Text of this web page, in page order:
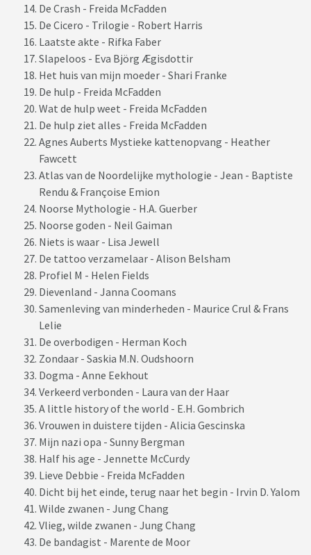
De Crash - Freida McFadden
De Cicero - Trilogie - Robert Harris
Laatste akte - Rifka Faber
Slapeloos - Eva Björg Ægisdottir
Het huis van mijn moeder - Shari Franke
De hulp - Freida McFadden
Wat de hulp weet - Freida McFadden
De hulp ziet alles - Freida McFadden
Agnes Auberts Mystieke kattenopvang - Heather
Fawcett
Atlas van de Noordelijke mythologie - Jean - Baptiste
Rendu & Françoise Emion
Noorse Mythologie - H.A. Guerber
Noorse goden - Neil Gaiman
Niets is waar - Lisa Jewell
De tattoo verzamelaar - Alison Belsham
Profiel M - Helen Fields
Dievenland - Janna Coomans
Samenleving van minderheden - Maurice Crul & Frans
Lelie
De overbodigen - Herman Koch
Zondaar - Saskia M.N. Oudshoorn
Dogma - Anne Eekhout
Verkeerd verbonden - Laura van der Haar
A little history of the world - E.H. Gombrich
Vrouwen in duistere tijden - Alicia Gescinska
Mijn nazi opa - Sunny Bergman
Half his age - Jennette McCurdy
Lieve Debbie - Freida McFadden
Dicht bij het einde, terug naar het begin - Irvin D. Yalom
Wilde zwanen - Jung Chang
Vlieg, wilde zwanen - Jung Chang
De bandagist - Marente de Moor